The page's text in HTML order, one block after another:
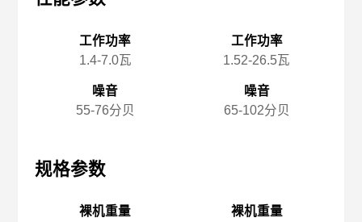
工作功率
1.4-7.0瓦
噪音
55-76分贝
规格参数
裸机重量
工作功率
1.52-26.5瓦
噪音
65-102分贝
裸机重量